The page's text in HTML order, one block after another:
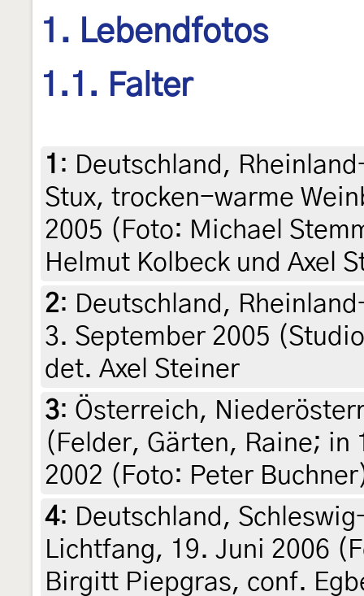
1. Lebendfotos
1.1. Falter
1 : Deutschland,
Stux, trocken-warme
2005 (Foto: Michael
Helmut Kolbeck und Axel
2: Deutschland,
3. September 2005
det. Axel Steiner
3: Österreich,
(Felder, Gärten, Raine; in
2002 (Foto: Peter
4: Deutschland,
Lichtfang, 19. Juni 2006
Birgitt Piepgras, conf.